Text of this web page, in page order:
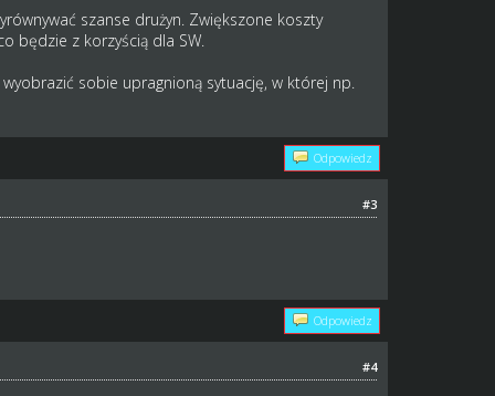
szanse drużyn. Zwiększone koszty
będzie z korzyścią dla SW.
sobie upragnioną sytuację, w której np.
Odpowiedz
#3
Odpowiedz
#4